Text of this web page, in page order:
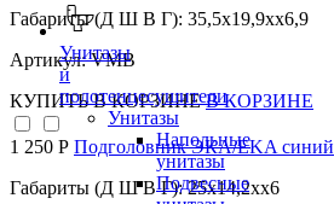
Унитазы
и
полотенцесушители
Унитазы
Напольные
унитазы
Подвесные
Габариты (Д Ш В Г): 35,5x19,9xx6,9
Артикул: VMB
КУПИТЬ В КОРЗИНЕ В КОРЗИНЕ
1 250 Р Подголовник ЭКА/EKA синий
Габариты (Д Ш В Г): 25x14,2xx6